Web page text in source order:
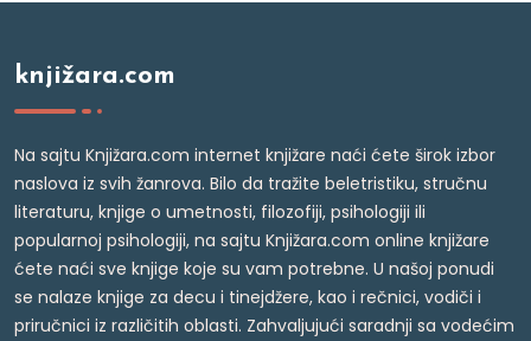
knjižara.com
Na sajtu Knjižara.com internet knjižare naći ćete širok izbor
naslova iz svih žanrova. Bilo da tražite beletristiku, stručnu
literaturu, knjige o umetnosti, filozofiji, psihologiji ili
popularnoj psihologiji, na sajtu Knjižara.com online knjižare
ćete naći sve knjige koje su vam potrebne. U našoj ponudi
se nalaze knjige za decu i tinejdžere, kao i rečnici, vodiči i
priručnici iz različitih oblasti. Zahvaljujući saradnji sa vodećim